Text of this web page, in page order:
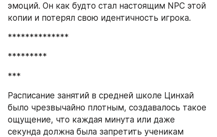
эмоций. Он как будто стал настоящим NPC этой
копии и потерял свою идентичность игрока.
**************
*********
***
Расписание занятий в средней школе Цинхай
было чрезвычайно плотным, создавалось такое
ощущение, что каждая минута или даже
секунда должна была запретить ученикам